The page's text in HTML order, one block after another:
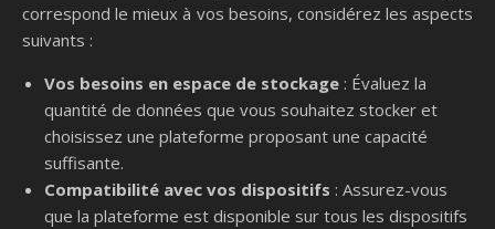
correspond le mieux à vos besoins, considérez les aspects
suivants :
Vos besoins en espace de stockage : Évaluez la
quantité de données que vous souhaitez stocker et
choisissez une plateforme proposant une capacité
suffisante.
Compatibilité avec vos dispositifs : Assurez-vous
que la plateforme est disponible sur tous les dispositifs